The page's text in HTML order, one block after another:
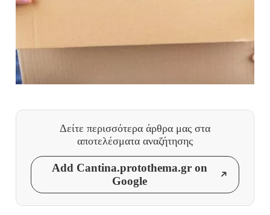
Δείτε περισσότερα άρθρα μας στα
αποτελέσματα αναζήτησης
Add Cantina.protothema.gr on
Google